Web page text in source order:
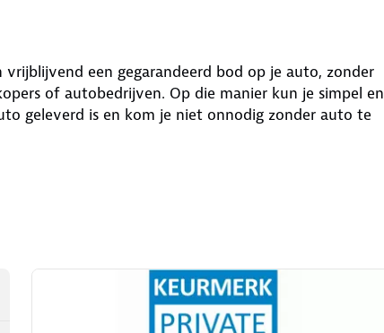
vrijblijvend een gegarandeerd bod op je auto, zonder
of autobedrijven. Op die manier kun je simpel en
geleverd is en kom je niet onnodig zonder auto te